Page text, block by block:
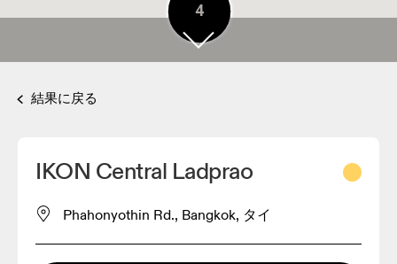
5
4
結果に戻る
IKON Central Ladprao
Phahonyothin Rd., Bangkok, タイ